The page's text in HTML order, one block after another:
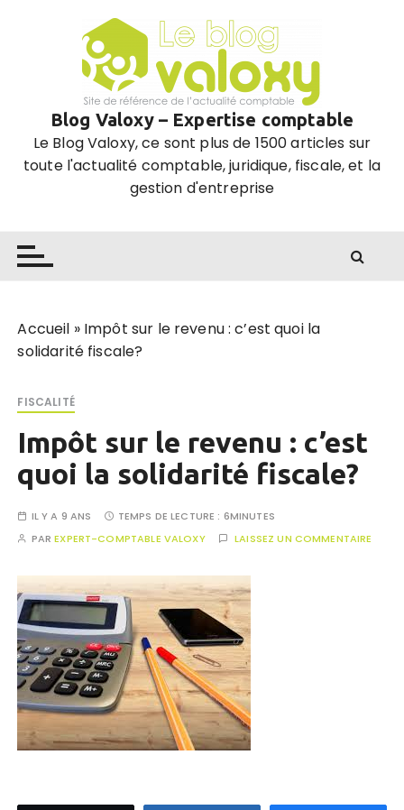
Blog Valoxy – Expertise comptable
Le Blog Valoxy, ce sont plus de 1500 articles sur
toute l'actualité comptable, juridique, fiscale, et la
gestion d'entreprise
Accueil » Impôt sur le revenu : c’est quoi la
solidarité fiscale?
FISCALITÉ
Impôt sur le revenu : c’est
quoi la solidarité fiscale?
IL Y A 9 ANS TEMPS DE LECTURE : 6MINUTES
PAREXPERT-COMPTABLE VALOXY LAISSEZ UN COMMENTAIRE